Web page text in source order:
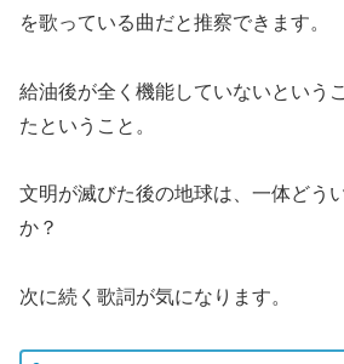
を歌っている曲だと推察できます。
給油後が全く機能していないという
たということ。
文明が滅びた後の地球は、一体どう
か？
次に続く歌詞が気になります。